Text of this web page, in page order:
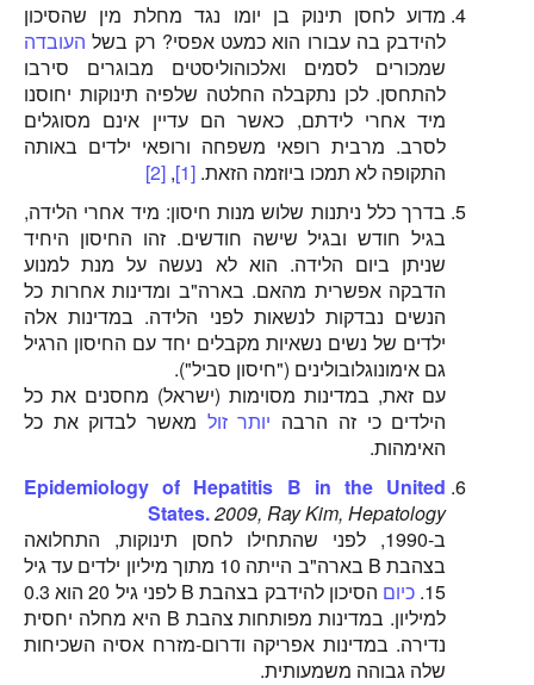
מדוע לחסן תינוק בן יומו נגד מחלת מין שהסיכון
להידבק בה עבורו הוא כמעט אפסי? רק בשל העובדה
שמכורים לסמים ואלכוהוליסטים מבוגרים סירבו
להתחסן. לכן נתקבלה החלטה שלפיה תינוקות יחוסנו
מיד אחרי לידתם, כאשר הם עדיין אינם מסוגלים
לסרב. מרבית רופאי משפחה ורופאי ילדים באותה
התקופה לא תמכו ביוזמה הזאת. [1]
,
[2]
בדרך כלל ניתנות שלוש מנות חיסון: מיד אחרי הלידה,
בגיל חודש ובגיל שישה חודשים. זהו החיסון היחיד
שניתן ביום הלידה. הוא לא נעשה על מנת למנוע
הדבקה אפשרית מהאם. בארה"ב ומדינות אחרות כל
הנשים נבדקות לנשאות לפני הלידה. במדינות אלה
ילדים של נשים נשאיות מקבלים יחד עם החיסון הרגיל
גם אימונוגלובולינים ("חיסון סביל").
עם זאת, במדינות מסוימות (ישראל) מחסנים את כל
הילדים כי זה הרבה יותר זול מאשר לבדוק את כל
האימהות.
Epidemiology of Hepatitis B in the United
States.2009, Ray Kim, Hepatology
ב-1990, לפני שהתחילו לחסן תינוקות, התחלואה
בצהבת B בארה"ב הייתה 10 מתוך מיליון ילדים עד גיל
15. כיום
הסיכון להידבק בצהבת B לפני גיל 20 הוא 0.3
למיליון. במדינות מפותחות צהבת B היא מחלה יחסית
נדירה. במדינות אפריקה ודרום-מזרח אסיה השכיחות
שלה גבוהה משמעותית.